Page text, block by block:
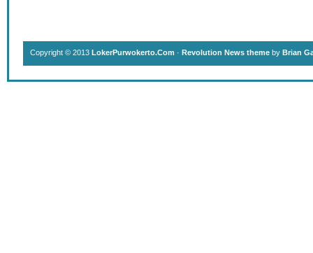
Copyright © 2013 LokerPurwokerto.Com · Revolution News theme by Brian